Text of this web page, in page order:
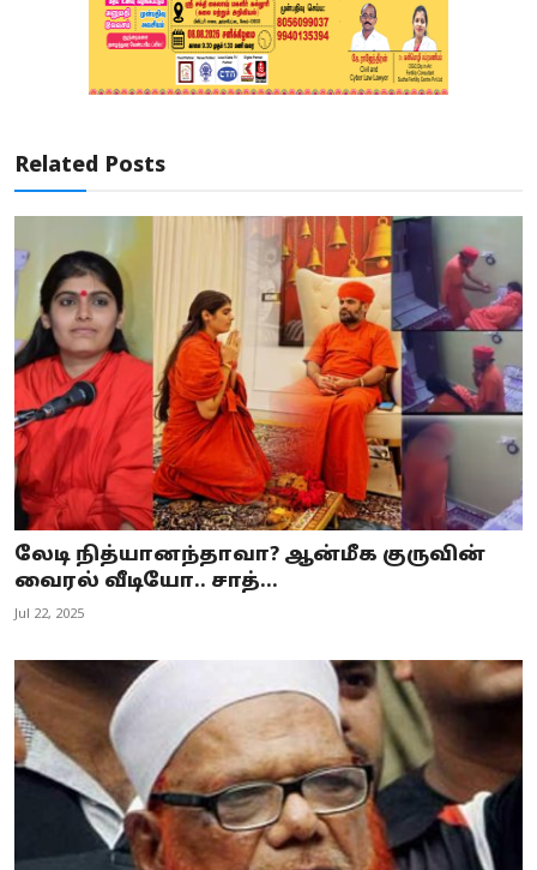
Related Posts
லேடி நித்யானந்தாவா? ஆன்மீக குருவின்
வைரல் வீடியோ.. சாத்...
Jul 22, 2025